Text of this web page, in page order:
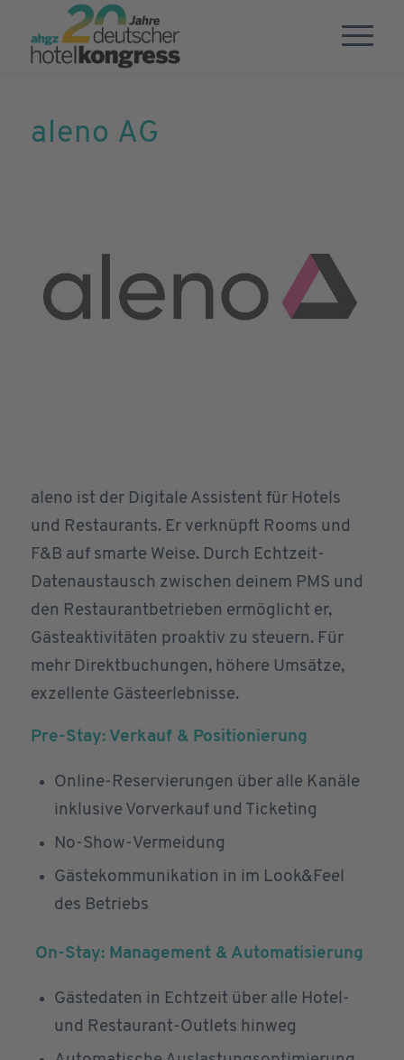
aleno AG
aleno ist der Digitale Assistent für Hotels
und Restaurants. Er verknüpft Rooms und
F&B auf smarte Weise. Durch Echtzeit-
Datenaustausch zwischen deinem PMS und
den Restaurantbetrieben ermöglicht er,
Gästeaktivitäten proaktiv zu steuern. Für
mehr Direktbuchungen, höhere Umsätze,
exzellente Gästeerlebnisse.
Pre-Stay: Verkauf & Positionierung
Online-Reservierungen über alle Kanäle
inklusive Vorverkauf und Ticketing
No-Show-Vermeidung
Gästekommunikation in im Look&Feel
des Betriebs
On-Stay: Management & Automatisierung
Gästedaten in Echtzeit über alle Hotel-
und Restaurant-Outlets hinweg